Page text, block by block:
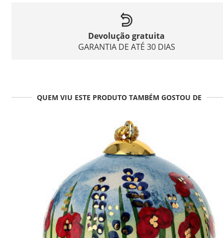
Devolução gratuita
GARANTIA DE ATÉ 30 DIAS
QUEM VIU ESTE PRODUTO TAMBÉM GOSTOU DE